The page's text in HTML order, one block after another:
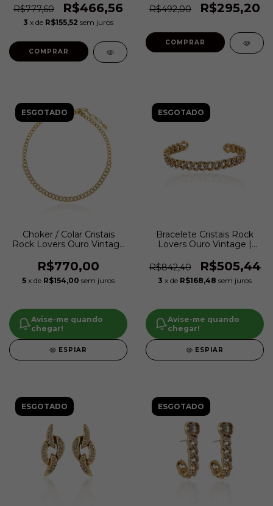
R$777,60
R$466,56
3 x de R$155,52 sem juros
COMPRAR
R$492,00
R$295,20
COMPRAR
ESGOTADO
Choker / Colar Cristais
Rock Lovers Ouro Vintage
R$770,00
5 x de R$154,00 sem juros
Avise-me quando
chegar!
ESPIAR
ESGOTADO
Bracelete Cristais Rock
Lovers Ouro Vintage |
R$842,40
R$505,44
3 x de R$168,48 sem juros
Avise-me quando
chegar!
ESPIAR
ESGOTADO ESGOTADO